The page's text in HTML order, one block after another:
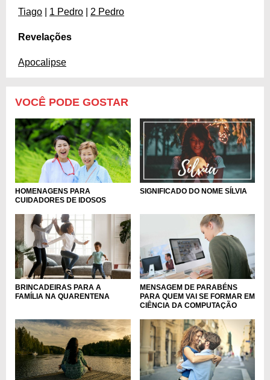
Tiago 1 Pedro 2 Pedro
Revelações
Apocalipse
VOCÊ PODE GOSTAR
HOMENAGENS PARA
CUIDADORES DE IDOSOS
SIGNIFICADO DO NOME SÍLVIA
BRINCADEIRAS PARA A
FAMÍLIA NA QUARENTENA
MENSAGEM DE PARABÉNS
PARA QUEM VAI SE FORMAR EM
CIÊNCIA DA COMPUTAÇÃO